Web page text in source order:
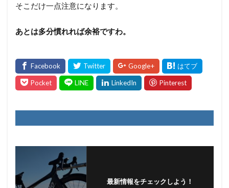
そこだけ一点注意になります。
あとは多分慣れれば余裕ですわ。
最新情報をチェックしよう！